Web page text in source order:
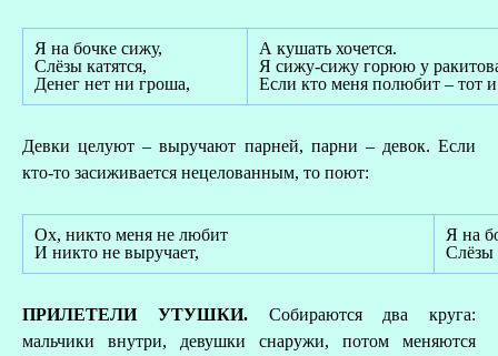
Я на бочке сижу,
Слёзы катятся,
Денег нет ни гроша,
А кушать хочется.
Я сижу-сижу горюю у
Если кто меня полюбит – тот
Девки целуют – выручают парней, парни – девок. Если
кто-то засиживается нецелованным, то поют:
Ох, никто меня не любит
И никто не выручает,
Я на
Слёзы
ПРИЛЕТЕЛИ УТУШКИ.Собираются два круга:
мальчики внутри, девушки снаружи, потом меняются